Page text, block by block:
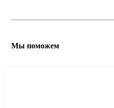
Мы поможем